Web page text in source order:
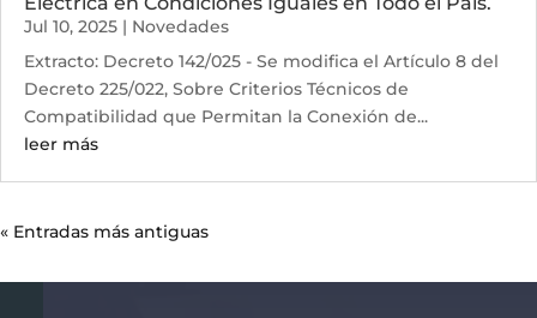
Jul 10, 2025 | Novedades
Extracto: Decreto 142/025 - Se modifica el Artículo 8 del
Decreto 225/022, Sobre Criterios Técnicos de
Compatibilidad que Permitan la Conexión de...
leer más
« Entradas más antiguas